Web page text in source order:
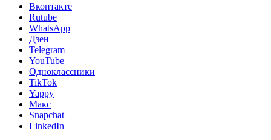
Вконтакте
Rutube
WhatsApp
Дзен
Telegram
YouTube
Одноклассники
TikTok
Yappy
Макс
Snapchat
LinkedIn